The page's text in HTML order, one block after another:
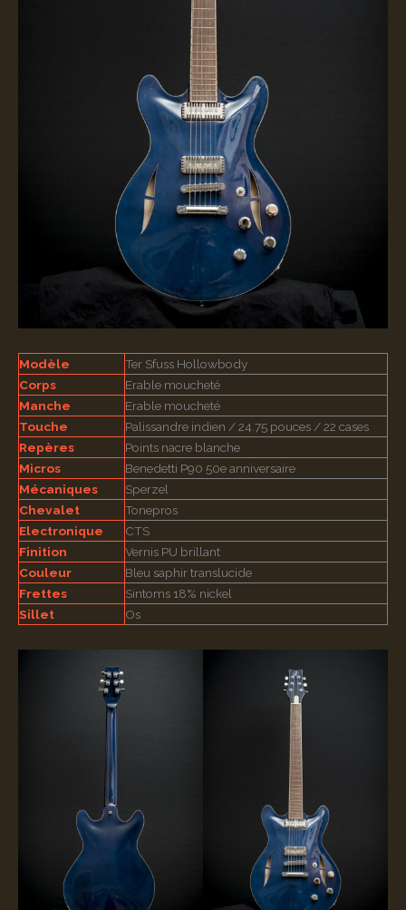
Modèle
Ter Sfuss Hollowbody
Corps
Erable moucheté
Manche
Erable moucheté
Touche
Palissandre indien / 24.75 pouces / 22 cases
Repères
Points nacre blanche
Micros
Benedetti P90 50e anniversaire
Mécaniques
Sperzel
Chevalet
Tonepros
Electronique
CTS
Finition
Vernis PU brillant
Couleur
Bleu saphir translucide
Frettes
Sintoms 18% nickel
Sillet
Os